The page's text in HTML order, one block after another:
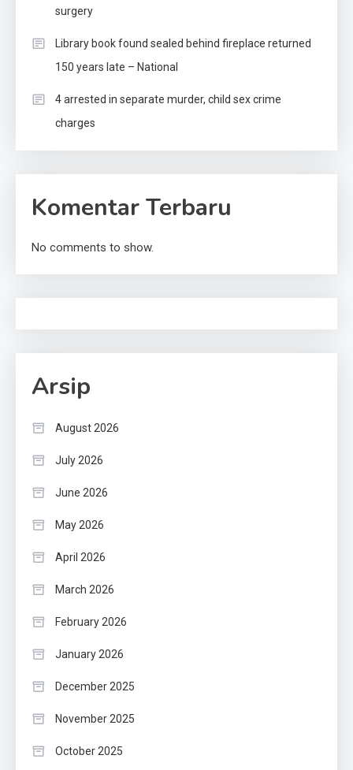
surgery
Library book found sealed behind fireplace returned
150 years late – National
4 arrested in separate murder, child sex crime
charges
Komentar Terbaru
No comments to show.
Arsip
August 2026
July 2026
June 2026
May 2026
April 2026
March 2026
February 2026
January 2026
December 2025
November 2025
October 2025